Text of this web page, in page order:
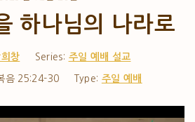
하나님의 나라로
창 Series: 주일 예배 설교
음 25:24-30 Type: 주일 예배